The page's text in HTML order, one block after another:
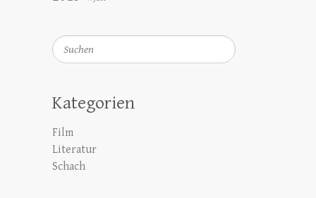
Suchen
Kategorien
Film
Literatur
Schach